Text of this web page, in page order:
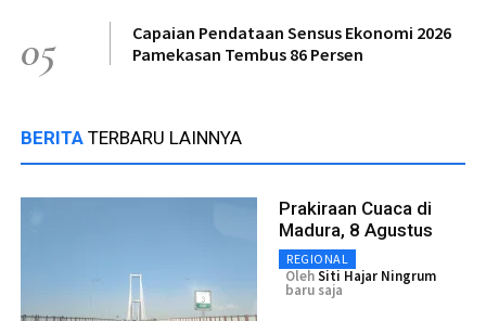
05
Capaian Pendataan Sensus Ekonomi 2026
Pamekasan Tembus 86 Persen
BERITA TERBARU LAINNYA
Prakiraan Cuaca di
Madura, 8 Agustus
REGIONAL
OlehSiti Hajar Ningrum
baru saja